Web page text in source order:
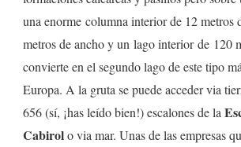
una enorme columna interior de 12 metros
metros de ancho y un lago interior de 120
convierte en el segundo lago de este tipo
Europa. A la gruta se puede acceder via
656 (sí, ¡has leído bien!) escalones de la
Cabirolo via mar. Unas de las empresas